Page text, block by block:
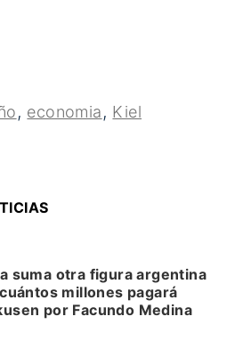
, economia, Kiel
suma otra figura argentina
millones pagará
por Facundo Medina